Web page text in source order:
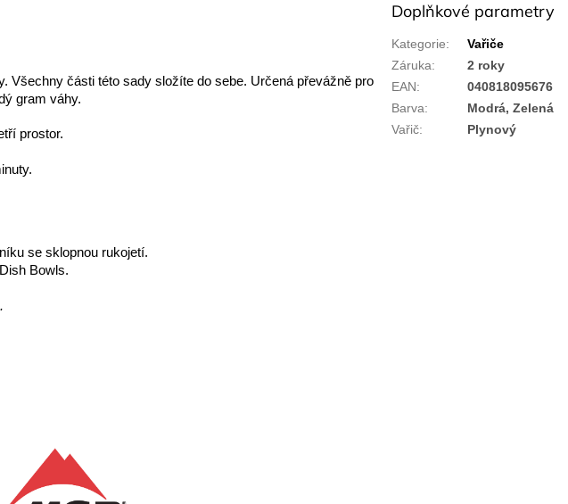
Všechny části této sady složíte do sebe. Určená převážně pro
gram váhy.
prostor.
se sklopnou rukojetí.
Bowls.
Doplňkové parametry
Kategorie:
Vařiče
Záruka:
2 roky
EAN:
040818095676
Barva:
Modrá, Zelená
Vařič: Plynový